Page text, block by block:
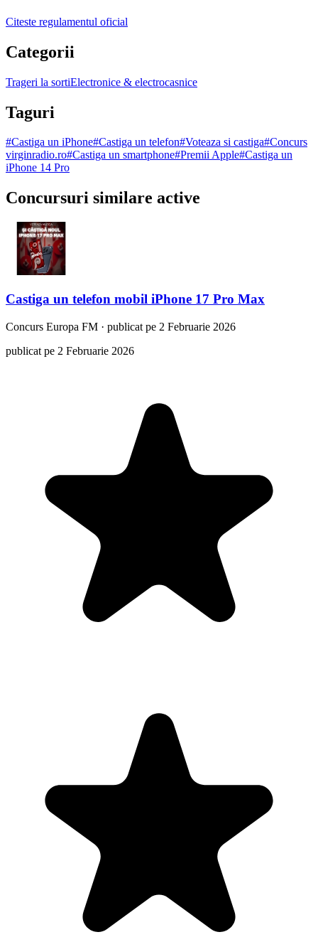
Citeste regulamentul oficial
Categorii
Trageri la sortiElectronice & electrocasnice
Taguri
#Castiga un iPhone#Castiga un telefon#Voteaza si castiga#Concurs
virginradio.ro#Castiga un smartphone#Premii Apple#Castiga un
iPhone 14 Pro
Concursuri similare active
Castiga un telefon mobil iPhone 17 Pro Max
Concurs Europa FM · publicat pe 2 Februarie 2026
publicat pe 2 Februarie 2026